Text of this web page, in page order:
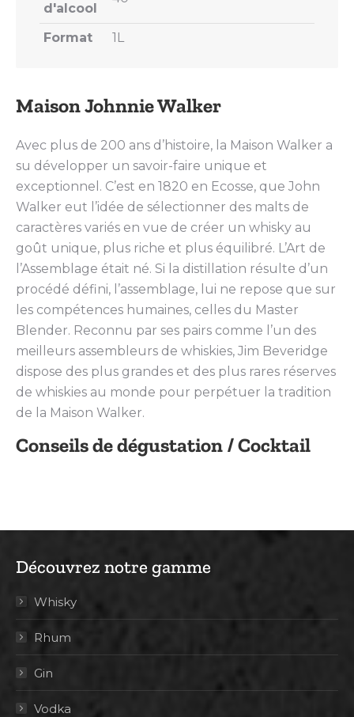
Maison Johnnie Walker
Avec plus de 200 ans d’histoire, la Maison Walker a
su développer un savoir-faire unique et
exceptionnel. C’est en 1820 en Ecosse, que John
Walker eut l’idée de sélectionner des malts de
caractères variés en vue de créer un whisky au
goût unique, plus riche et plus équilibré. L’Art de
l’Assemblage était né. Si la distillation résulte d’un
procédé défini, l’assemblage, lui ne repose que sur
les compétences humaines, celles du Master
Blender. Reconnu par ses pairs comme l’un des
meilleurs assembleurs de whiskies, Jim Beveridge
dispose des plus grandes et des plus rares réserves
de whiskies au monde pour perpétuer la tradition
de la Maison Walker.
Conseils de dégustation / Cocktail
d'alcool
Format 1L
Découvrez notre gamme
Whisky
Rhum
Gin
Vodka